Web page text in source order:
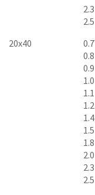
2.3
2.5
20x40
0.7
0.8
0.9
1.0
1.1
1.2
1.4
1.5
1.8
2.0
2.3
2.5